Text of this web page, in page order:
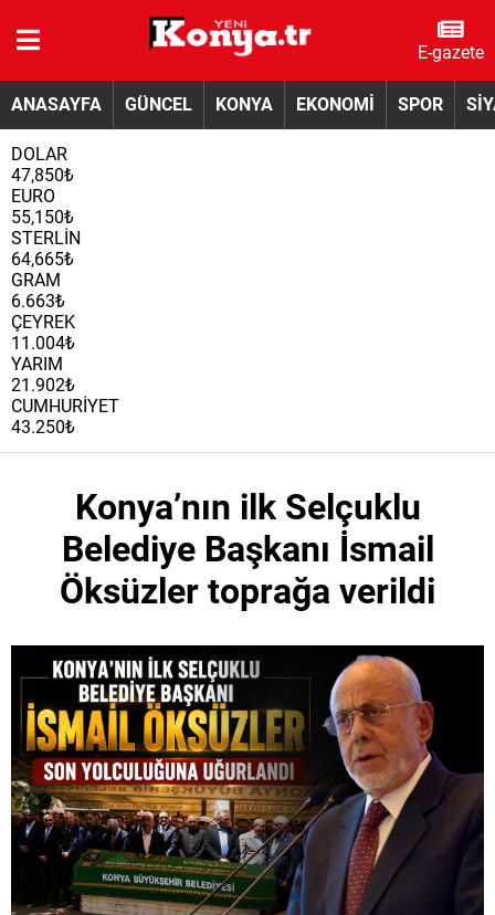
E-gazete
ANASAYFA GÜNCEL KONYA EKONOMİ SPOR
DOLAR
47,850₺
EURO
55,150₺
STERLİN
64,665₺
GRAM
6.663₺
ÇEYREK
11.004₺
YARIM
21.902₺
CUMHURİYET
43.250₺
Konya’nın ilk Selçuklu
Belediye Başkanı İsmail
Öksüzler toprağa verildi